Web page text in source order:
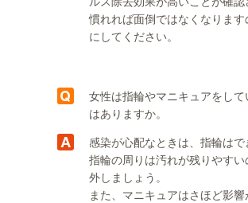
慣れれば面倒ではなくなりま
にしてください。
女性は指輪やマニキュアをし
はありますか。
感染が心配なときは、指輪は
指輪の周りは汚れが残りやす
外しましょう。
また、マニキュアはさほど影